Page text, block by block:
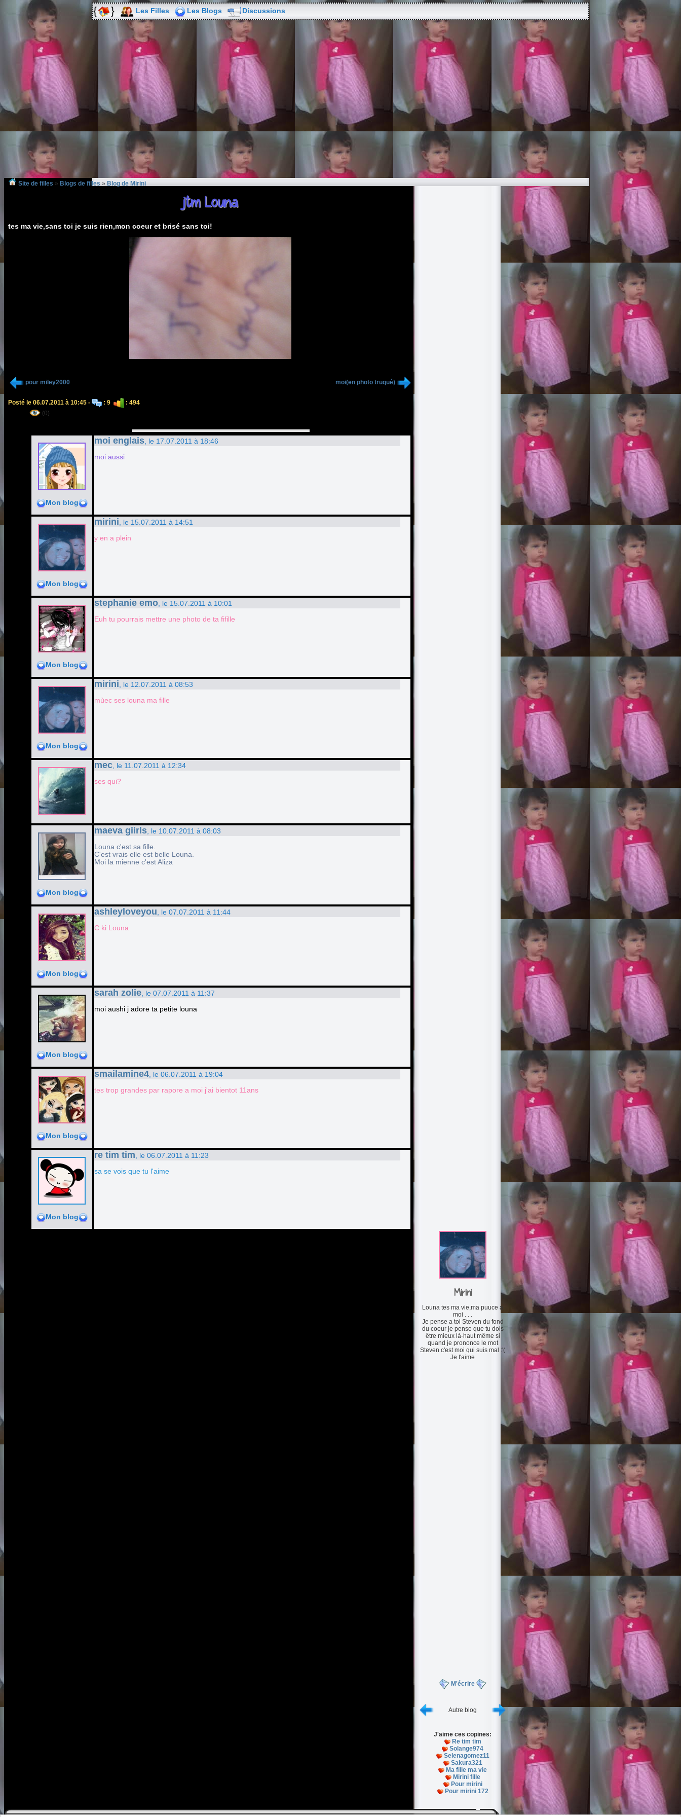
Les Filles Les Blogs Discussions
Site de filles » Blogs de filles » Blog de Mirini
jtm Louna
tes ma vie,sans toi je suis rien,mon coeur et brisé sans toi!
pour miley2000 moi(en photo truqué)
Posté le 06.07.2011 à 10:45 - : 9
: 494
(0)
Mon blog
moi englais , le 17.07.2011 à 18:46
moi aussi
Mon blog
mirini , le 15.07.2011 à 14:51
y en a plein
Mon blog
stephanie emo , le 15.07.2011 à 10:01
Euh tu pourrais mettre une photo de ta fifille
Mon blog
mirini , le 12.07.2011 à 08:53
mùec ses louna ma fille
mec , le 11.07.2011 à 12:34
ses qui?
Mon blog
maeva giirls , le 10.07.2011 à 08:03
Louna c'est sa fille.
C'est vrais elle est belle Louna.
Moi la mienne c'est Aliza
Mon blog
ashleyloveyou , le 07.07.2011 à 11:44
C ki Louna
Mon blog
sarah zolie , le 07.07.2011 à 11:37
moi aushi j adore ta petite louna
Mon blog
smailamine4 , le 06.07.2011 à 19:04
tes trop grandes par rapore a moi j'ai bientot 11ans
Mon blog
re tim tim , le 06.07.2011 à 11:23
sa se vois que tu l'aime
Mirini
Louna tes ma vie,ma puuce a
moi . . .
Je pense a toi Steven du fond
du coeur je pense que tu dois
être mieux là-haut même si
quand je prononce le mot
Steven c'est moi qui suis mal :'(
Je t'aime
M'écrire
Autre blog
J'aime ces copines:
Re tim tim
Solange974
Selenagomez11
Sakura321
Ma fille ma vie
Mirini fille
Pour mirini
Pour mirini 172